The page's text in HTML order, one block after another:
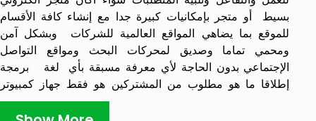
بسيط أو متجر بإمكانيات كبيرة جدا مع إنشاء كافة الأقسام
للموقع بما يضاهي المواقع العالمية للشركات وبشكل آمن
ومحمي تماما وصديق لمحركات البحث ومواقع التواصل
الإجتماعي بدون الحاجة لأي معرفة مسبقة بأي لغة برمجة
إطلاقا ما هو مطلوب من المشتركين هو فقط جهاز كمبيوتر
متصل بالإنترنت . هذه الدورة تبدأ معكم رحلة إحتراف تطوير
المتاجر الإلكترونية وهي مقسمة الى خمسة وحدات وسته